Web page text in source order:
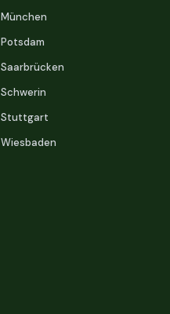
München
Potsdam
Saarbrücken
Schwerin
Stuttgart
Wiesbaden